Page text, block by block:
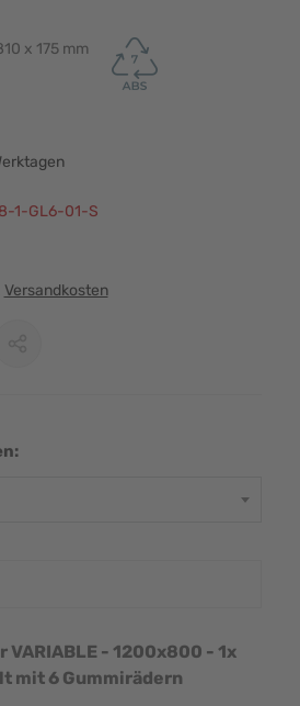
x 175 mm
1-GL6-01-S
Versandkosten
- 1200x800 - 1x
unterteilt mit 6 Gummirädern